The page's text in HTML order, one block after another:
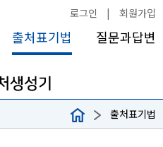
로그인 | 회원가입
출처표기법 질문과답변
출처표기법